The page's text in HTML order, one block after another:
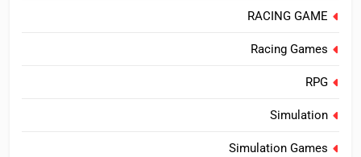
RACING GAME
Racing Games
RPG
Simulation
Simulation Games